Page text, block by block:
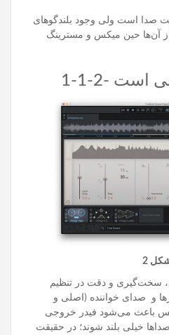
صدا است ولی وجود بلندگوهای
از آن‌ها حین میکس و مسترینگ
2
سخت‌گیری و دقت در تنظیم
و صدای خواننده‌ (اصلی و
باعث می‌شود فیدر خروجی
صداها خیلی بلند شوند؛ در حقیقت